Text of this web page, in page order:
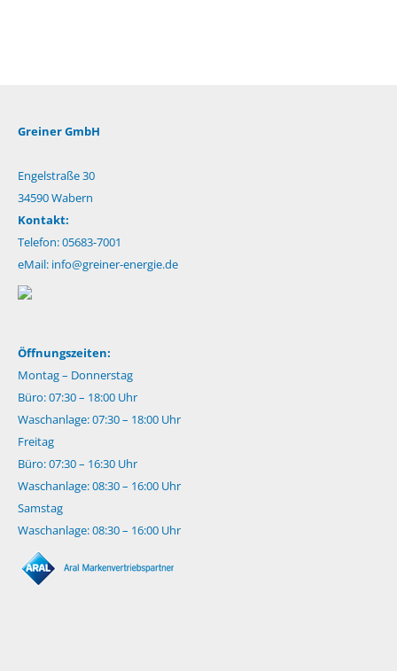
Greiner GmbH
Engelstraße 30
34590 Wabern
Kontakt:
Telefon: 05683-7001
eMail: info@greiner-energie.de
Öffnungszeiten:
Montag – Donnerstag
Büro: 07:30 – 18:00 Uhr
Waschanlage: 07:30 – 18:00 Uhr
Freitag
Büro: 07:30 – 16:30 Uhr
Waschanlage: 08:30 – 16:00 Uhr
Samstag
Waschanlage: 08:30 – 16:00 Uhr